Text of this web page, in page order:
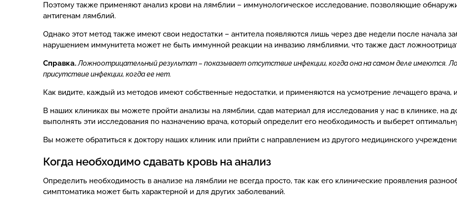
Поэтому также применяют анализ крови на лямблии – иммунологическое исследование, позволяющие
антигенам лямблий.
Однако этот метод также имеют свои недостатки – антитела появляются лишь через две недели после начала
нарушением иммунитета может не быть иммунной реакции на инвазию лямблиями, что также даст
Справка.Ложноотрицательный результат – показывает отсутствие инфекции, когда она на самом деле имеются.
присутствие инфекции, когда ее нет.
Как видите, каждый из методов имеют собственные недостатки, и применяются на усмотрение лечащего врача,
В наших клиниках вы можете пройти анализы на лямблии, сдав материал для исследования у нас в клинике,
выполнять эти исследования по назначению врача, который определит его необходимость и выберет
Вы можете обратиться к доктору наших клиник или прийти с направлением из другого медицинского
Когда необходимо сдавать кровь на анализ
Определить необходимость в анализе на лямблии не всегда просто, так как его клинические проявления
симптоматика может быть характерной и для других заболеваний.